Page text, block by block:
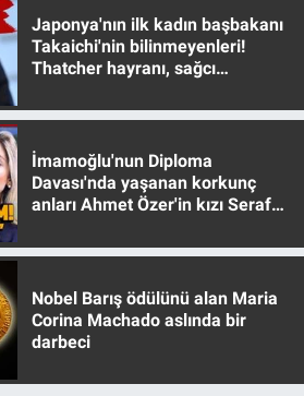
Japonya'nın ilk kadın başbakanı
Takaichi'nin bilinmeyenleri!
Thatcher hayranı, sağcı
İmamoğlu'nun Diploma
Davası'nda yaşanan korkunç
anları Ahmet Özer'in kızı Seraf
Nobel Barış ödülünü alan Maria
Corina Machado aslında bir
darbeci